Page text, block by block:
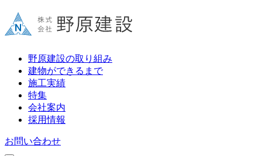
野原建設の取り組み
建物ができるまで
施工実績
特集
会社案内
採用情報
お問い合わせ